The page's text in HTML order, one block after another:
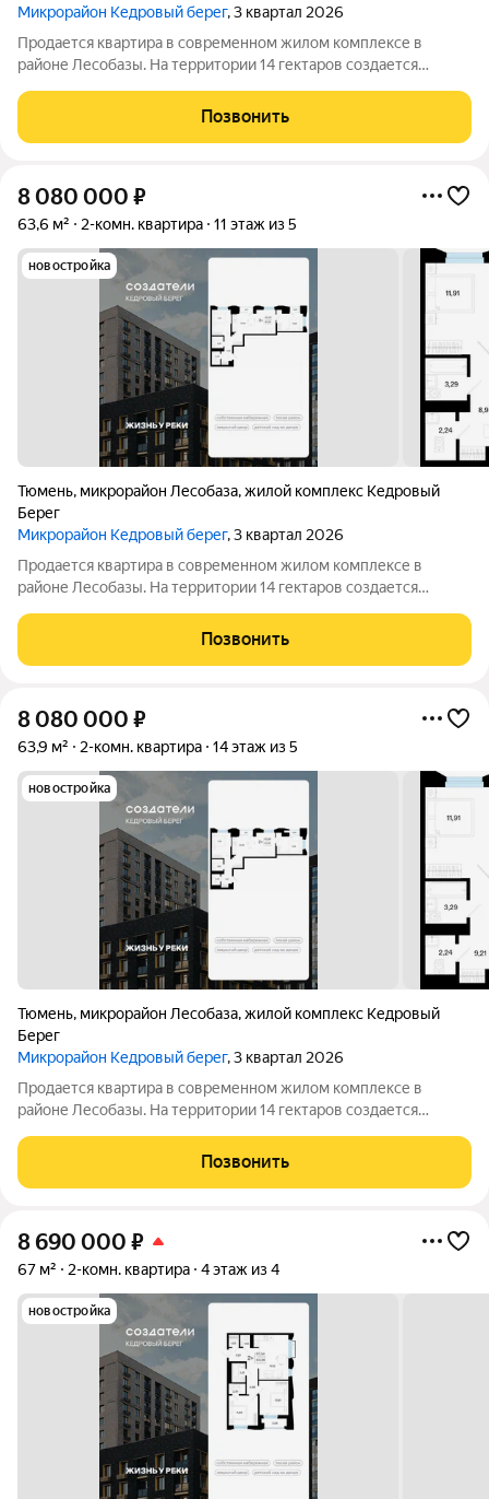
Микрорайон Кедровый берег, 3 квартал 2026
Продается квартира в современном жилом комплексе в
районе Лесобазы. На территории 14 гектаров создается
класса высотой от 5 до 25 этажей, собственным детским садом
и благоустроенной набережной.
Позвонить
8 080 000 ₽
63,6 м² 2-комн. квартира 11 этаж из 5
новостройка
Тюмень, микрорайон Лесобаза,жилой комплекс Кедровый
Берег
Микрорайон Кедровый берег, 3 квартал 2026
Продается квартира в современном жилом комплексе в
районе Лесобазы. На территории 14 гектаров создается
класса высотой от 5 до 25 этажей, собственным детским садом
и благоустроенной набережной.
Позвонить
8 080 000 ₽
63,9 м² 2-комн. квартира 14 этаж из 5
новостройка
Тюмень, микрорайон Лесобаза,жилой комплекс Кедровый
Берег
Микрорайон Кедровый берег, 3 квартал 2026
Продается квартира в современном жилом комплексе в
районе Лесобазы. На территории 14 гектаров создается
класса высотой от 5 до 25 этажей, собственным детским садом
и благоустроенной набережной.
Позвонить
8 690 000 ₽
67 м² 2-комн. квартира 4 этаж из 4
новостройка